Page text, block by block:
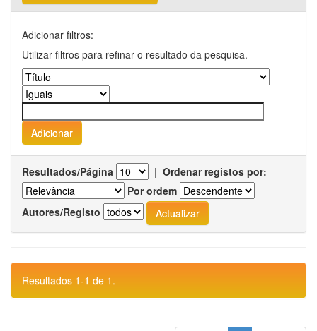
Adicionar filtros:
Utilizar filtros para refinar o resultado da pesquisa.
Resultados/Página | Ordenar registos por:
Por ordem
Autores/Registo
Resultados 1-1 de 1.